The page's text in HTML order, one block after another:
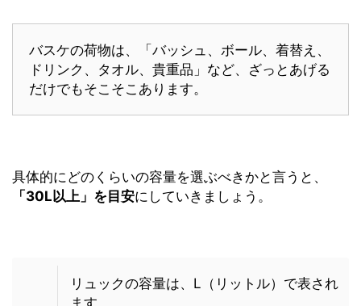
バスケの荷物は、「バッシュ、ボール、着替え、
ドリンク、タオル、貴重品」など、ざっとあげる
だけでもそこそこあります。
具体的にどのくらいの容量を選ぶべきかと言うと、
「30L以上」を目安にしていきましょう。
リュックの容量は、L（リットル）で表され